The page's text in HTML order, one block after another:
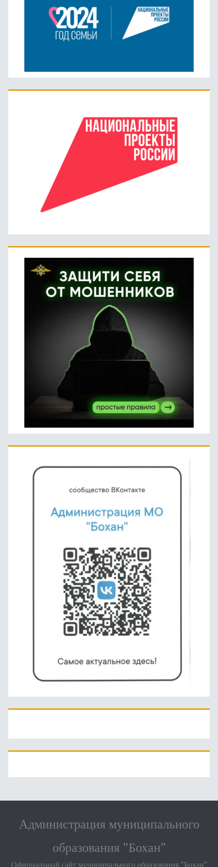
Администрация муниципального
образования "Бохан"
Официальный сайт муниципального образования "Бохан"